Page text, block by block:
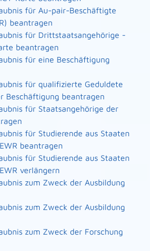
für Au-pair-Beschäftigte
beantragen
für Drittstaatsangehörige -
beantragen
für eine Beschäftigung
für qualifizierte Geduldete
Beschäftigung beantragen
für Staatsangehörige der
für Studierende aus Staaten
beantragen
für Studierende aus Staaten
verlängern
zum Zweck der Ausbildung
zum Zweck der Ausbildung
zum Zweck der Forschung